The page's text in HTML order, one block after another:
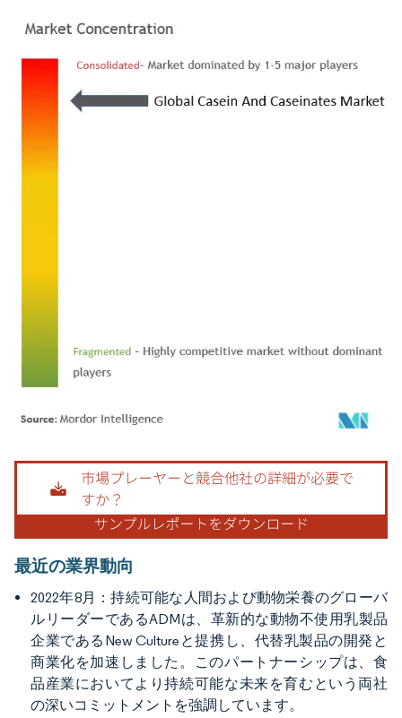
画像 © Mordor Intelligence。再利用にはCC BY 4.0の表示が必要です。
最近の業界動向
2022年8月：持続可能な人間および動物栄養のグローバ
ルリーダーであるADMは、革新的な動物不使用乳製品
企業であるNew Cultureと提携し、代替乳製品の開発と
商業化を加速しました。このパートナーシップは、食
品産業においてより持続可能な未来を育むという両社
の深いコミットメントを強調しています。